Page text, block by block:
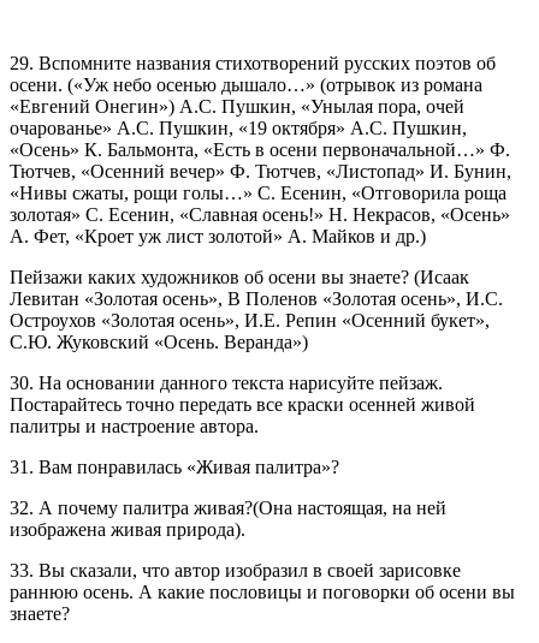
29. Вспомните названия стихотворений русских поэтов об
осени. («Уж небо осенью дышало…» (отрывок из романа
«Евгений Онегин») А.С. Пушкин, «Унылая пора, очей
очарованье» А.С. Пушкин, «19 октября» А.С. Пушкин,
«Осень» К. Бальмонта, «Есть в осени первоначальной…» Ф.
Тютчев, «Осенний вечер» Ф. Тютчев, «Листопад» И. Бунин,
«Нивы сжаты, рощи голы…» С. Есенин, «Отговорила роща
золотая» С. Есенин, «Славная осень!» Н. Некрасов, «Осень»
А. Фет, «Кроет уж лист золотой» А. Майков и др.)
Пейзажи каких художников об осени вы знаете? (Исаак
Левитан «Золотая осень», В Поленов «Золотая осень», И.С.
Остроухов «Золотая осень», И.Е. Репин «Осенний букет»,
С.Ю. Жуковский «Осень. Веранда»)
30. На основании данного текста нарисуйте пейзаж.
Постарайтесь точно передать все краски осенней живой
палитры и настроение автора.
31. Вам понравилась «Живая палитра»?
32. А почему палитра живая?(Она настоящая, на ней
изображена живая природа).
33. Вы сказали, что автор изобразил в своей зарисовке
раннюю осень. А какие пословицы и поговорки об осени вы
знаете?